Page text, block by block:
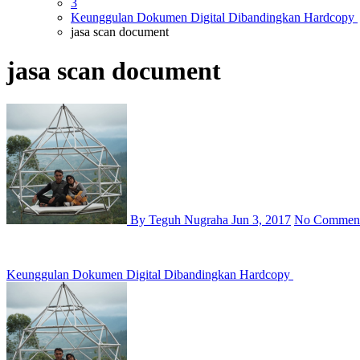
Keunggulan Dokumen Digital Dibandingkan Hardcopy
jasa scan document
jasa scan document
By Teguh Nugraha Jun 3, 2017 No
Post
navigation
Keunggulan Dokumen Digital Dibandingkan Hardcopy